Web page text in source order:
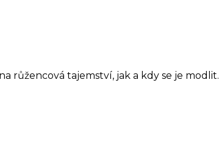
růžencová tajemství, jak a kdy se je modlit.